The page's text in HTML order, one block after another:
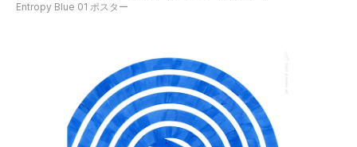
Entropy Blue 01 ポスター